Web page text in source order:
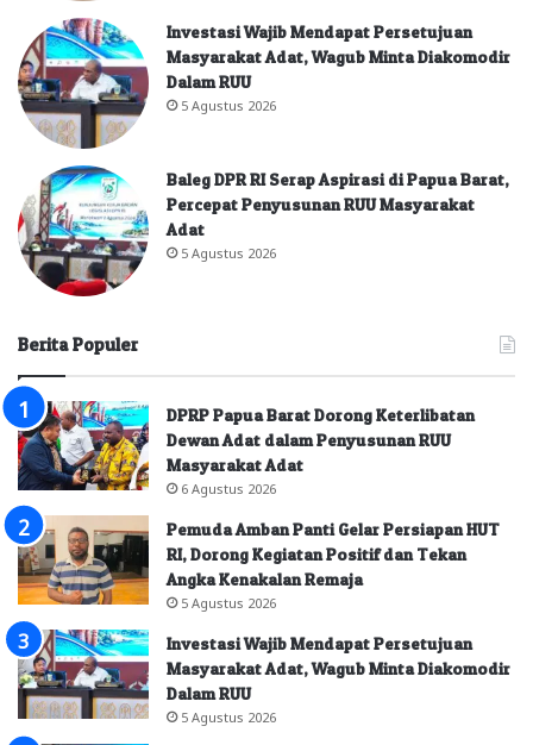
Investasi Wajib Mendapat Persetujuan
Masyarakat Adat, Wagub Minta Diakomodir
Dalam RUU
5 Agustus 2026
Baleg DPR RI Serap Aspirasi di Papua Barat,
Percepat Penyusunan RUU Masyarakat
Adat
5 Agustus 2026
Berita Populer
DPRP Papua Barat Dorong Keterlibatan
Dewan Adat dalam Penyusunan RUU
Masyarakat Adat
6 Agustus 2026
Pemuda Amban Panti Gelar Persiapan HUT
RI, Dorong Kegiatan Positif dan Tekan
Angka Kenakalan Remaja
5 Agustus 2026
Investasi Wajib Mendapat Persetujuan
Masyarakat Adat, Wagub Minta Diakomodir
Dalam RUU
5 Agustus 2026